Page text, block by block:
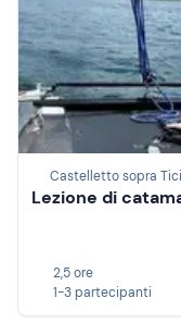
Castelletto sopra
Lezione di
2,5 ore
1-3 partecipanti